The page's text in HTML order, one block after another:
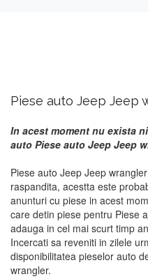
Piese auto Jeep Jeep
In acest moment nu exista
auto Piese auto Jeep Jeep
Piese auto Jeep Jeep
raspandita, acestta este
anunturi cu piese in acest
care detin piese pentru Piese
adauga in cel mai scurt timp
Incercati sa reveniti in zilele
disponibilitatea pieselor auto
wrangler.